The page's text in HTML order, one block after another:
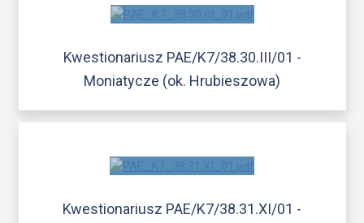
Kwestionariusz PAE/K7/38.30.III/01 -
Moniatycze (ok. Hrubieszowa)
Kwestionariusz PAE/K7/38.31.XI/01 -